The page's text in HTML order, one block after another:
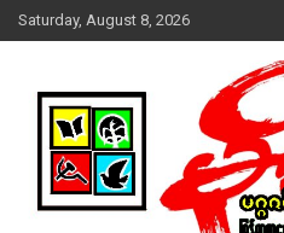
Skip
to
Saturday, August 8, 2026